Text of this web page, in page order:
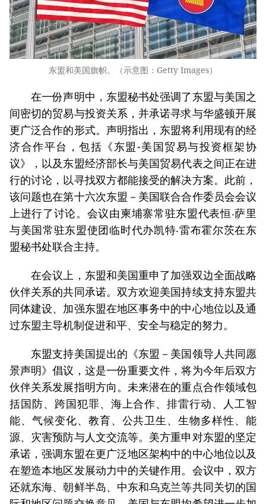
东盟和美国旗帜。（示意图：Getty Images）
在一份声明中，东盟秘书处强调了东盟与美国之
间密切的贸易与投资关系，并承诺寻求与华盛顿开展
更广泛合作的形式。声明指出，东盟将利用现有的经
济合作平台，包括《东盟-美国贸易与投资框架协
议》，以及东盟经济部长与美国贸易代表之间正在进
行的讨论，以寻找双方都能接受的解决方案。此前，
该问题也在第十六次东盟－美国联合合作委员会会议
上进行了讨论。会议由柬埔寨常驻东盟代表恒‧萨里
与美国常驻东盟使团临时代办凯特‧雷布霍尔茨在东
盟秘书处联合主持。
在会议上，东盟和美国重申了加强双边全面战略
伙伴关系的共同承诺。双方欢迎美国持续支持东盟共
同体建设、加强东盟在地区事务中的中心地位以及通
过东盟主导机制促进和平、安全与稳定的努力。
东盟支持美国提出的《东盟－美国领导人共同愿
景声明》倡议，这是一份重要文件，将为今年后双方
伙伴关系发展指明方向。未来潜在的重点合作领域包
括国防、跨国犯罪、海上合作、排雷行动、人工智
能、气候变化、教育、公共卫生、生物多样性、能
源、灾害预防与人文交流等。美方重申对东盟的坚定
承诺，强调东盟在更广泛地区架构中的中心地位以及
在塑造本地区发展动力中的关键作用。会议中，双方
还就东海、朝鲜半岛、中东和乌克兰等共同关切的国